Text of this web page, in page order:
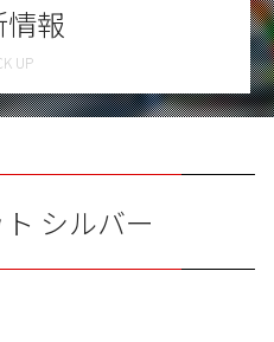
報
シルバー